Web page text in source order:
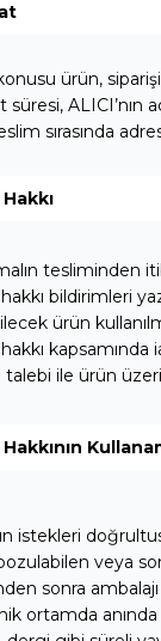
ürün,
süresi, ALICI’nın
sırasında
tesliminden
bildirimleri
ürün
kapsamında
ile ürün
istekleri
veya
sonra
ortamda